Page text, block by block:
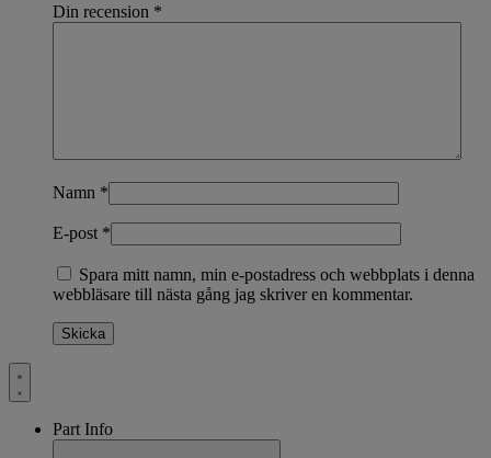
Din recension *
Namn *
E-post *
Spara mitt namn, min e-postadress och webbplats i denna
webbläsare till nästa gång jag skriver en kommentar.
Part Info